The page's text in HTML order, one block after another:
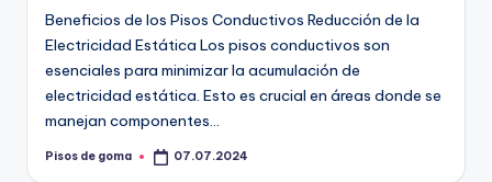
Beneficios de los Pisos Conductivos Reducción de la
Electricidad Estática Los pisos conductivos son
esenciales para minimizar la acumulación de
electricidad estática. Esto es crucial en áreas donde se
manejan componentes…
Publicado
Pisos de goma 07.07.2024